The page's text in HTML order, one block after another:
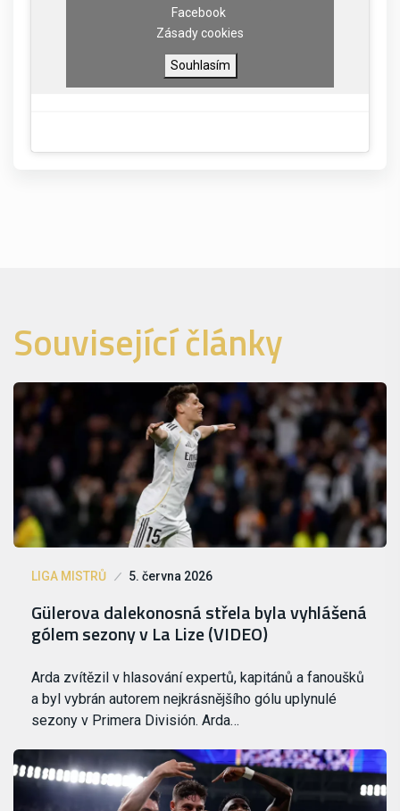
Facebook
Zásady cookies
Souhlasím
Související články
LIGA MISTRŮ 5. června 2026
Gülerova dalekonosná střela byla vyhlášená
gólem sezony v La Lize (VIDEO)
Arda zvítězil v hlasování expertů, kapitánů a fanoušků
a byl vybrán autorem nejkrásnějšího gólu uplynulé
sezony v Primera División. Arda…